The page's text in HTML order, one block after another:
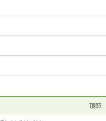
顶部